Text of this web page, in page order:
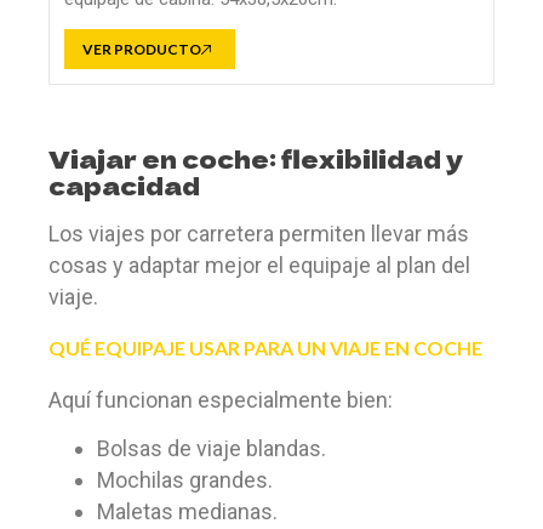
VER PRODUCTO
Viajar en coche: flexibilidad y
capacidad
Los viajes por carretera permiten llevar más
cosas y adaptar mejor el equipaje al plan del
viaje.
QUÉ EQUIPAJE USAR PARA UN VIAJE EN COCHE
Aquí funcionan especialmente bien:
Bolsas de viaje blandas.
Mochilas grandes.
Maletas medianas.